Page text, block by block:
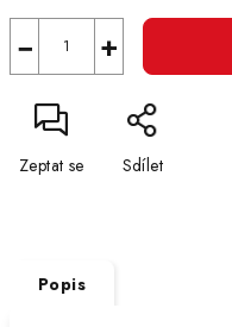
+
−
Zeptat se Sdílet
Popis